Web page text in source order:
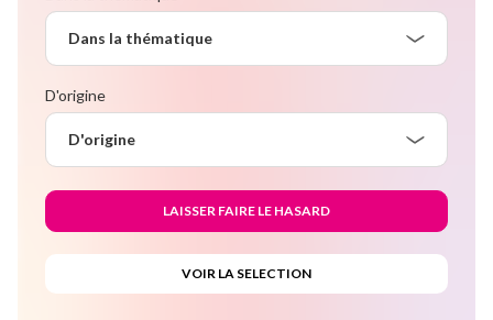
Dans la thématique
D'origine
D'origine